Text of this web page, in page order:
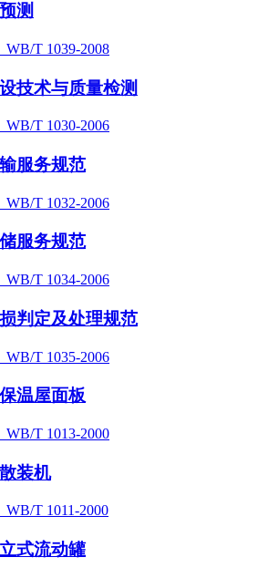
测
T 1039-2008
技术与质量检测
T 1030-2006
服务规范
T 1032-2006
服务规范
T 1034-2006
判定及处理规范
T 1035-2006
温屋面板
T 1013-2000
装机
T 1011-2000
式流动罐